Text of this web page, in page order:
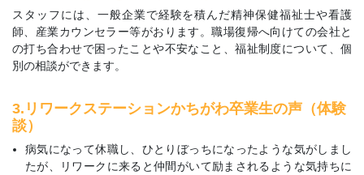
スタッフには、一般企業で経験を積んだ精神保健福祉士や看護
師、産業カウンセラー等がおります。職場復帰へ向けての会社と
の打ち合わせで困ったことや不安なこと、福祉制度について、個
別の相談ができます。
3.リワークステーションかちがわ卒業生の声（体験
談）
病気になって休職し、ひとりぼっちになったような気がしまし
たが、リワークに来ると仲間がいて励まされるような気持ちに